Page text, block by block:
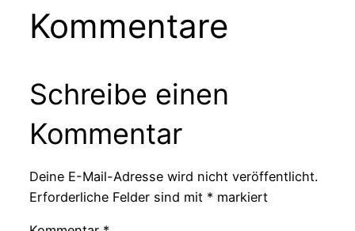
Kommentare
Schreibe einen
Kommentar
Deine E-Mail-Adresse wird nicht veröffentlicht.
Erforderliche Felder sind mit * markiert